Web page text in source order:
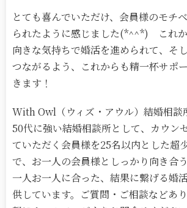
とても喜んでいただけ、会員様のモチ
られたように感じました(*^^*) これ
向きな気持ちで婚活を進められて、そ
つながるよう、これからも精一杯サポ
きます！
With Owl（ウィズ・アウル）結婚相談
50代に強い結婚相談所として、カウン
ていただく会員様を25名以内とした超
で、お一人の会員様としっかり向き合
一人お一人に合った、結果に繋げる婚
供しています。ご質問・ご相談などあ